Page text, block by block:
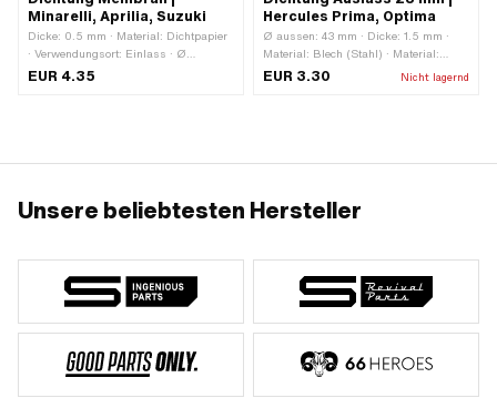
Minarelli, Aprilia, Suzuki
Dicke: 0.5 mm · Material: Dichtpapier
· Verwendungsort: Einlass · Ø
Schraubenaufnahme: 6.3 mm ·
EUR 4.35
Hercules Prima, Optima
Ø aussen: 43 mm · Dicke: 1.5 mm ·
Material: Blech (Stahl) · Material:
Dichtkarton · Farbe: grau · Ø innen: 28
EUR 3.30 Nicht lagernd
Unsere beliebtesten Hersteller